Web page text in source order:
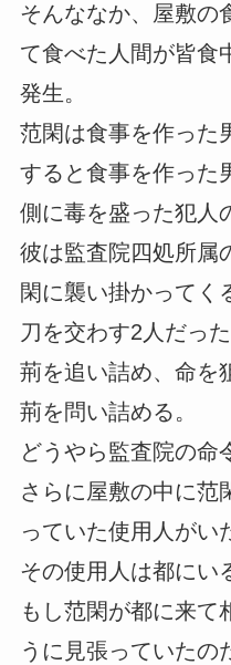
そんななか、屋敷の
て食べた人間が皆食
発生。
范閑は食事を作った
すると食事を作った
側に毒を盛った犯人
彼は監査院四処所属
閑に襲い掛かってく
刀を交わす2人だっ
荊を追い詰め、命を
荊を問い詰める。
どうやら監査院の命
さらに屋敷の中に范
っていた使用人がい
その使用人は都にい
もし范閑が都に来て
うに見張っていたの